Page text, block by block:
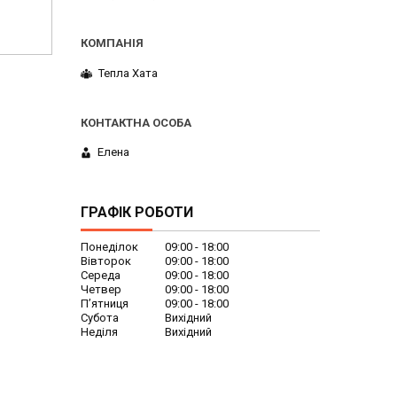
Тепла Хата
Елена
ГРАФІК РОБОТИ
Понеділок 09:00
18:00
Вівторок
09:00
18:00
Середа
09:00
18:00
Четвер
09:00
18:00
Пʼятниця
09:00
18:00
Субота
Вихідний
Неділя
Вихідний